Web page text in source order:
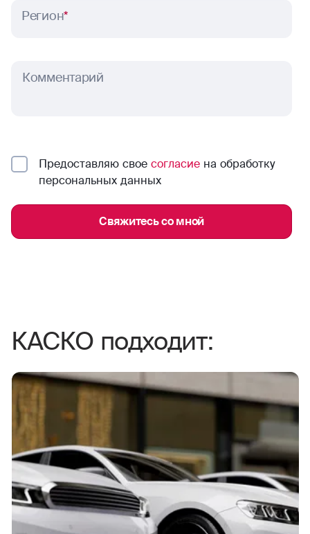
Регион*
Комментарий
Предоставляю свое согласие на обработку
персональных данных
Свяжитесь со мной
КАСКО подходит: